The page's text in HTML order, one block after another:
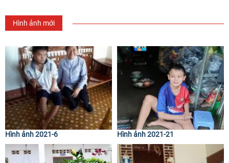
Hình ảnh mới
Hình ảnh 2021-6 Hình ảnh 2021-21